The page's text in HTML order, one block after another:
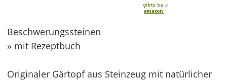
*
Beschwerungssteinen
» mit Rezeptbuch
Originaler Gärtopf aus Steinzeug mit natürlicher